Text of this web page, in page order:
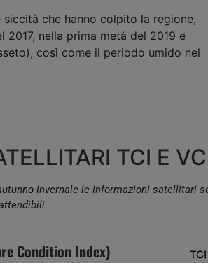
siccità che hanno colpito la regione,
2017, nella prima metà del 2019 e
così come il periodo umido nel
TCI E
invernale le informazioni satellitari
Condition Index)